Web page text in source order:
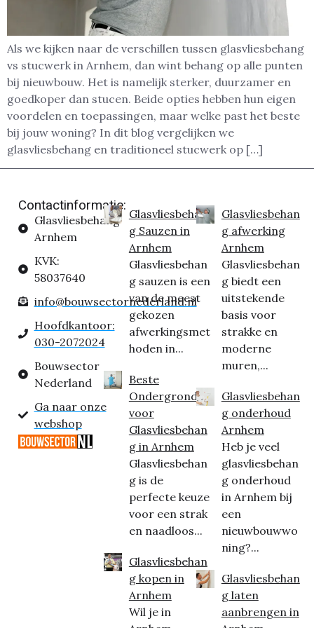
Als we kijken naar de verschillen tussen glasvliesbehang
vs stucwerk in Arnhem, dan wint behang op alle punten
bij nieuwbouw. Het is namelijk sterker, duurzamer en
goedkoper dan stucen. Beide opties hebben hun eigen
voordelen en toepassingen, maar welke past het beste
bij jouw woning? In dit blog vergelijken we
glasvliesbehang en traditioneel stucwerk op […]
Contactinformatie:
Glasvliesbehang
Arnhem
KVK:
58037640
info@bouwsectornederland.nl
Hoofdkantoor:
030-2072024
Bouwsector
Nederland
Ga naar onze
webshop
Glasvliesbehan
g Sauzen in
Arnhem
Glasvliesbehan
g sauzen is een
van de meest
gekozen
afwerkingsmet
hoden in...
Beste
Ondergrond
voor
Glasvliesbehan
g in Arnhem
Glasvliesbehan
g is de
perfecte keuze
voor een strak
en naadloos...
Glasvliesbehan
g kopen in
Arnhem
Wil je in
Glasvliesbehan
g afwerking
Arnhem
Glasvliesbehan
g biedt een
uitstekende
basis voor
strakke en
moderne
muren,...
Glasvliesbehan
g onderhoud
Arnhem
Heb je veel
glasvliesbehan
g onderhoud
in Arnhem bij
een
nieuwbouwwo
ning?...
Glasvliesbehan
g laten
aanbrengen in